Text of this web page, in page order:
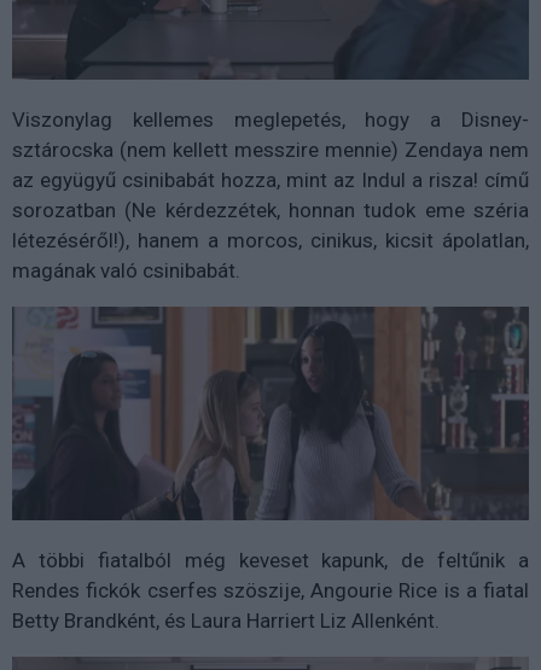
Viszonylag kellemes meglepetés, hogy a Disney-
sztárocska (nem kellett messzire mennie) Zendaya nem
az együgyű csinibabát hozza, mint az Indul a risza! című
sorozatban (Ne kérdezzétek, honnan tudok eme széria
létezéséről!), hanem a morcos, cinikus, kicsit ápolatlan,
magának való csinibabát.
A többi fiatalból még keveset kapunk, de feltűnik a
Rendes fickók cserfes szöszije, Angourie Rice is a fiatal
Betty Brandként, és Laura Harriert Liz Allenként.